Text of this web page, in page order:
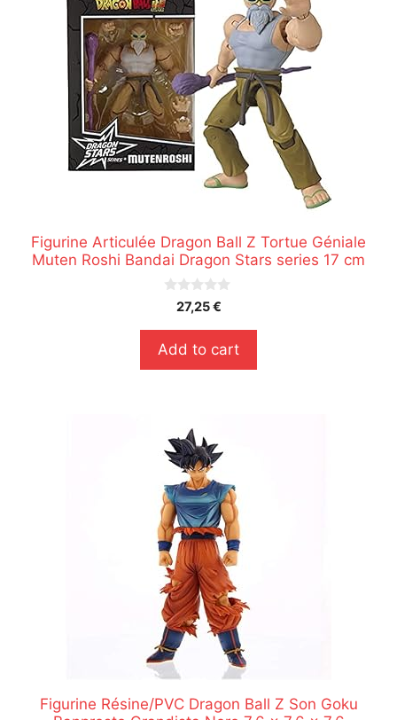
Figurine Articulée Dragon Ball Z Tortue Géniale
Muten Roshi Bandai Dragon Stars series 17 cm
s
u
5
27,25€
Add to cart
Figurine Résine/PVC Dragon Ball Z Son Goku